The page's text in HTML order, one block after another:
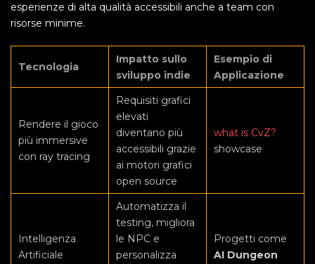
esperienze di alta qualità accessibili anche a team con
risorse minime.
Tecnologia
Impatto sullo
sviluppo indie
Esempio di
Applicazione
Rendere il gioco
più immersive
con ray tracing
Requisiti grafici
elevati
diventano più
accessibili grazie
ai motori grafici
open source
what is CvZ?
showcase
Intelligenza
Artificiale
Automatizza il
testing, migliora
le NPC e
personalizza
Progetti come
AI Dungeon